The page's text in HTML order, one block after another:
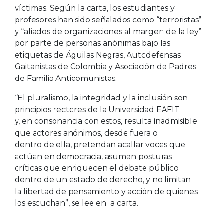
víctimas. Según la carta, los estudiantes y
profesores han sido señalados como “terroristas”
y “aliados de organizaciones al margen de la ley”
por parte de personas anónimas bajo las
etiquetas de Águilas Negras, Autodefensas
Gaitanistas de Colombia y Asociación de Padres
de Familia Anticomunistas.
“El pluralismo, la integridad y la inclusión son
principios rectores de la Universidad EAFIT
y, en consonancia con estos, resulta inadmisible
que actores anónimos, desde fuera o
dentro de ella, pretendan acallar voces que
actúan en democracia, asumen posturas
críticas que enriquecen el debate público
dentro de un estado de derecho, y no limitan
la libertad de pensamiento y acción de quienes
los escuchan”, se lee en la carta.